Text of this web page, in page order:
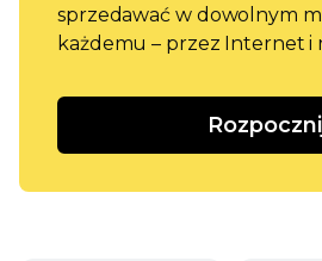
sprzedawać w dowolnym
każdemu – przez Internet i